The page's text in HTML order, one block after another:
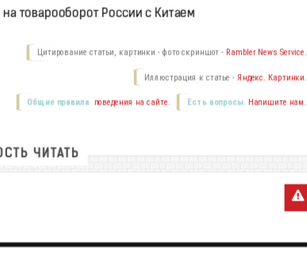
товарооборот России с Китаем
Цитирование статьи, картинки - фото скриншот - Rambler News Service.
Иллюстрация к статье - Яндекс. Картинки.
Есть вопросы. Напишите нам.
Общие правила поведения на сайте.
ЧИТАТЬ